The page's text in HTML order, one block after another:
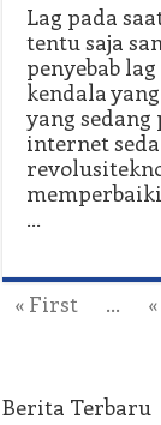
Lag pada
tentu saja
penyebab
kendala
yang
internet
…
« First ... «
Berita Terbaru